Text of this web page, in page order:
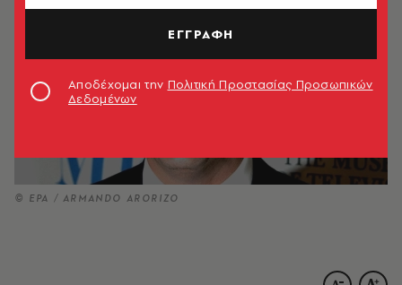
© EPA / ARMANDO ARORIZO
ΕΓΓΡΑΦΗ
Αποδέχομαι την Πολιτική Προστασίας Προσωπικών
Δεδομένων